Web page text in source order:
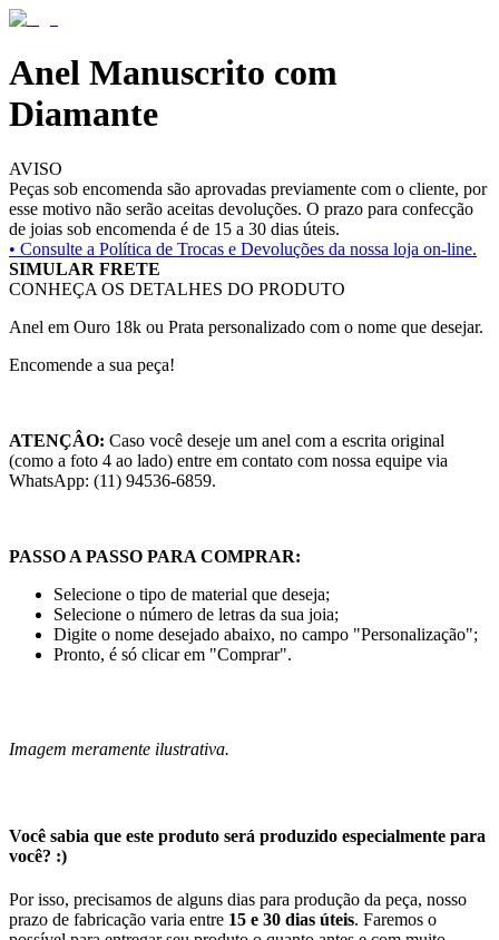
Anel Manuscrito com
Diamante
AVISO
Peças sob encomenda são aprovadas previamente com o cliente, por
esse motivo não serão aceitas devoluções. O prazo para confecção
de joias sob encomenda é de 15 a 30 dias úteis.
• Consulte a Política de Trocas e Devoluções da nossa loja on-line.
SIMULAR FRETE
CONHEÇA OS DETALHES DO PRODUTO
Anel em Ouro 18k ou Prata personalizado com o nome que desejar.
Encomende a sua peça!
ATENÇÂO: Caso você deseje um anel com a escrita original
(como a foto 4 ao lado) entre em contato com nossa equipe via
WhatsApp: (11) 94536-6859.
PASSO A PASSO PARA COMPRAR:
Selecione o tipo de material que deseja;
Selecione o número de letras da sua joia;
Digite o nome desejado abaixo, no campo "Personalização";
Pronto, é só clicar em "Comprar".
Imagem meramente ilustrativa.
Você sabia que este produto será produzido especialmente para
você? :)
Por isso, precisamos de alguns dias para produção da peça, nosso
prazo de fabricação varia entre 15 e 30 dias úteis. Faremos o